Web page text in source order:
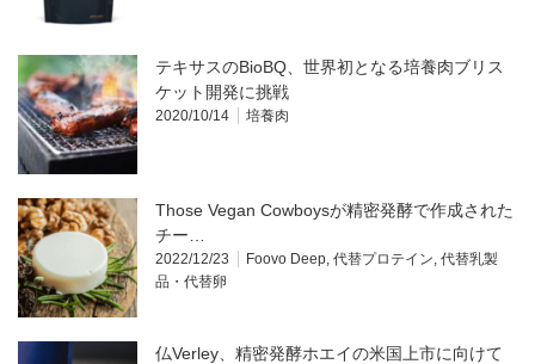
テキサスのBioBQ、世界初となる培養肉ブリス
ケット開発に挑戦
2020/10/14 培養肉
Those Vegan Cowboysが精密発酵で作成された
チー…
2022/12/23 Foovo Deep 代替プロテイン 代替乳製
品・代替卵
仏Verley、精密発酵ホエイの米国上市に向けて